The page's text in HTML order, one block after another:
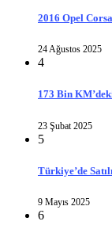
2016 Opel
24 Ağustos 2025
4
173 Bin
23 Şubat 2025
5
Türkiye’de
9 Mayıs 2025
6